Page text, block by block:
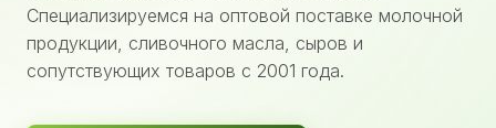
Специализируемся на оптовой поставке молочной
продукции, сливочного масла, сыров и
сопутствующих товаров с 2001 года.